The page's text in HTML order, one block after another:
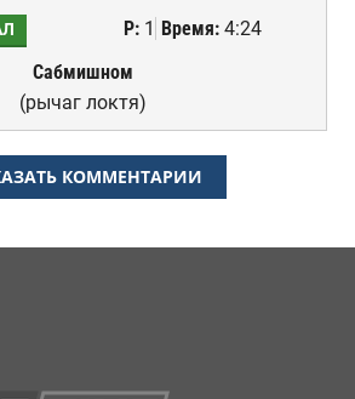
Р:1 Время:4:24
Сабмишном
(рычаг локтя)
КОММЕНТАРИИ